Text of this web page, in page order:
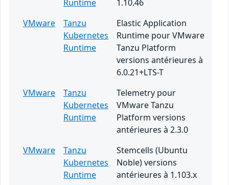
Runtime
1.10.46
VMware
Tanzu
Kubernetes
Runtime
Elastic Application
Runtime pour VMware
Tanzu Platform
versions antérieures à
6.0.21+LTS-T
VMware
Tanzu
Kubernetes
Runtime
Telemetry pour
VMware Tanzu
Platform versions
antérieures à 2.3.0
VMware
Tanzu
Kubernetes
Runtime
Stemcells (Ubuntu
Noble) versions
antérieures à 1.103.x